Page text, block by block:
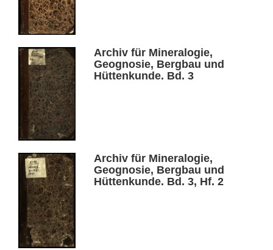
Archiv für Mineralogie,
Geognosie, Bergbau und
Hüttenkunde. Bd. 3
Archiv für Mineralogie,
Geognosie, Bergbau und
Hüttenkunde. Bd. 3, Hf. 2